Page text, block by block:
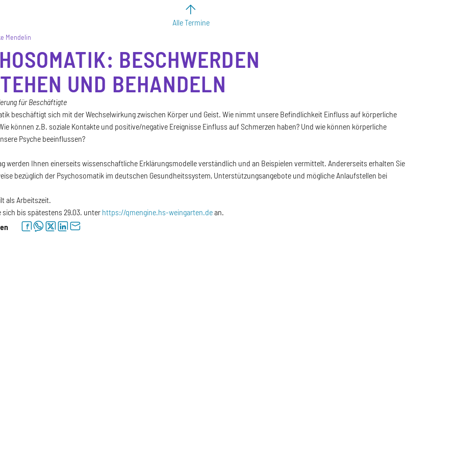
Alle Termine
Mendelin
BESCHWERDEN
UND BEHANDELN
für Beschäftigte
beschäftigt sich mit der Wechselwirkung zwischen Körper und Geist. Wie nimmt unsere Befindlichkeit Einfluss auf körperliche
können z.B. soziale Kontakte und positive/negative Ereignisse Einfluss auf Schmerzen haben? Und wie können körperliche
Psyche beeinflussen?
werden Ihnen einerseits wissenschaftliche Erklärungsmodelle verständlich und an Beispielen vermittelt. Andererseits erhalten Sie
bezüglich der Psychosomatik im deutschen Gesundheitssystem, Unterstützungsangebote und mögliche Anlaufstellen bei
als Arbeitszeit.
sich bis spätestens 29.03. unter https://qmengine.hs-weingarten.dean.
facebookwhatsapptwitterlinkedinletter